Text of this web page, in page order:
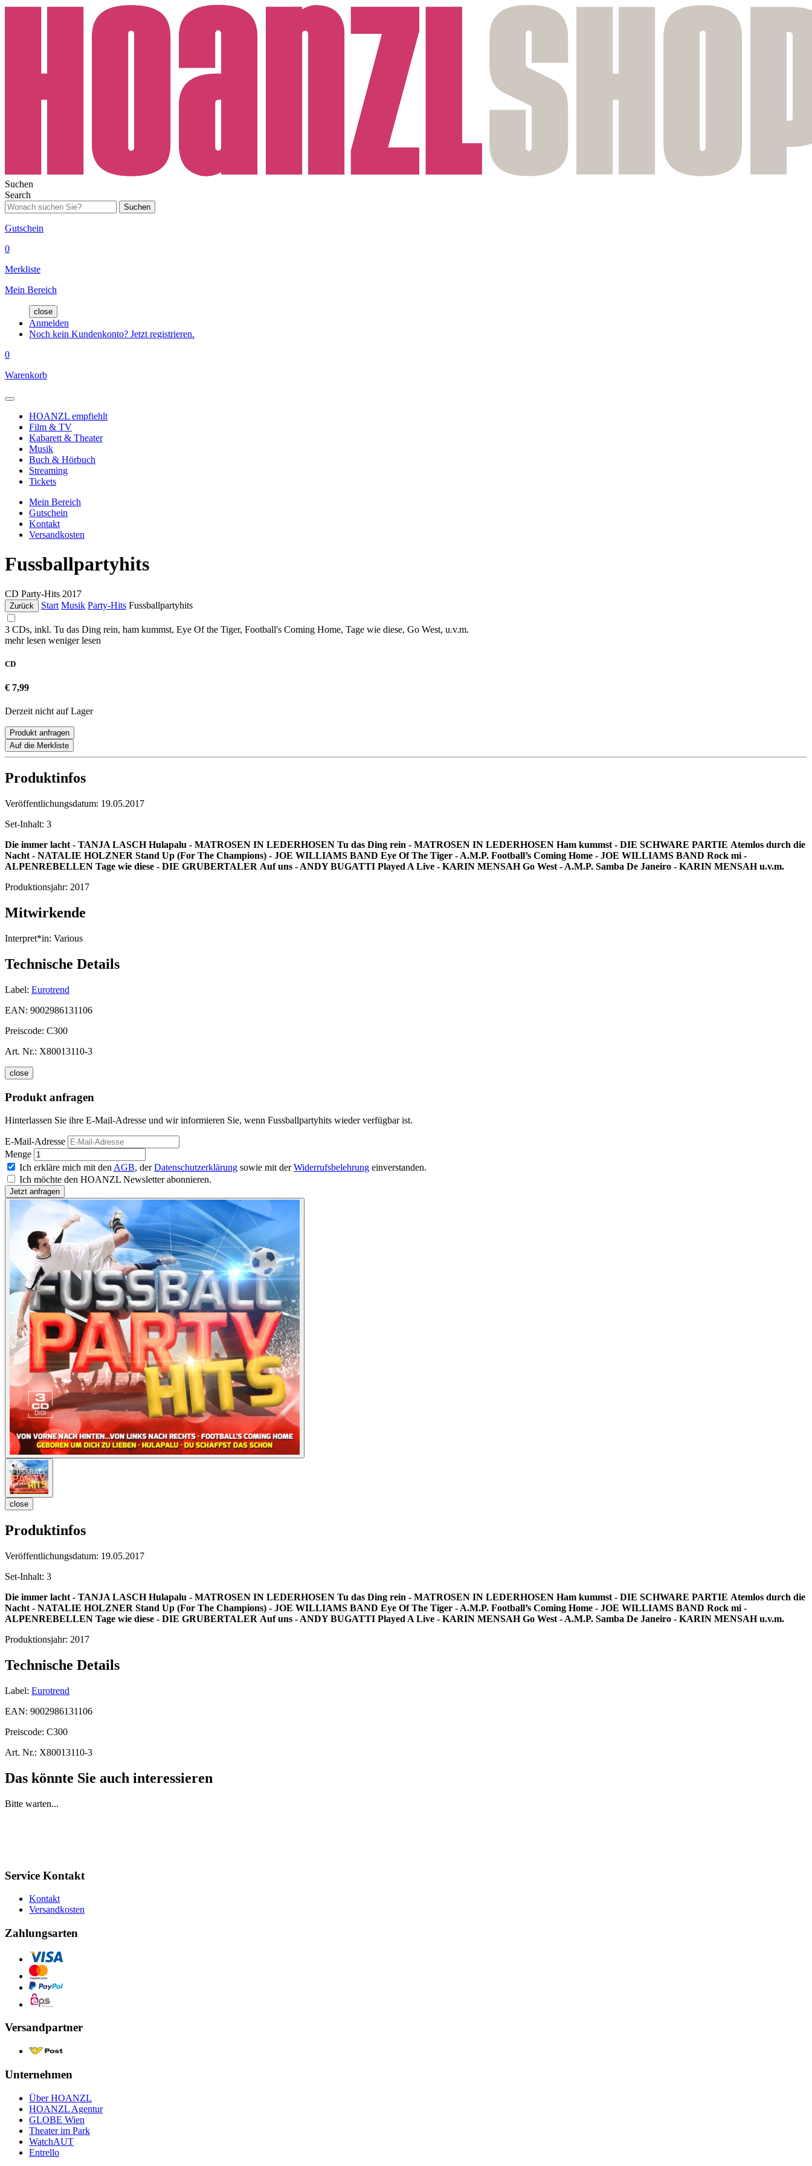
Suchen
Search
Suchen
Gutschein
0
Merkliste
Mein Bereich
close
Anmelden
Noch kein Kundenkonto? Jetzt registrieren.
0
Warenkorb
HOANZL empfiehlt
Film & TV
Kabarett & Theater
Musik
Buch & Hörbuch
Streaming
Tickets
Mein Bereich
Gutschein
Kontakt
Versandkosten
Fussballpartyhits
CD Party-Hits 2017
Zurück Start Musik Party-Hits Fussballpartyhits
3 CDs, inkl. Tu das Ding rein, ham kummst, Eye Of the Tiger, Football's Coming Home, Tage wie diese, Go West, u.v.m.
mehr lesen weniger lesen
CD
€ 7,99
Derzeit nicht auf Lager
Produkt anfragen
Auf die Merkliste
Produktinfos
Veröffentlichungsdatum: 19.05.2017
Set-Inhalt: 3
Die immer lacht - TANJA LASCH Hulapalu - MATROSEN IN LEDERHOSEN Tu das Ding rein - MATROSEN IN LEDERHOSEN Ham kummst - DIE SCHWARE PARTIE Atemlos durch die
Nacht - NATALIE HOLZNER Stand Up (For The Champions) - JOE WILLIAMS BAND Eye Of The Tiger - A.M.P. Football’s Coming Home - JOE WILLIAMS BAND Rock mi -
ALPENREBELLEN Tage wie diese - DIE GRUBERTALER Auf uns - ANDY BUGATTI Played A Live - KARIN MENSAH Go West - A.M.P. Samba De Janeiro - KARIN MENSAH u.v.m.
Produktionsjahr: 2017
Mitwirkende
Interpret*in: Various
Technische Details
Label: Eurotrend
EAN: 9002986131106
Preiscode: C300
Art. Nr.: X80013110-3
close
Produkt anfragen
Hinterlassen Sie ihre E-Mail-Adresse und wir informieren Sie, wenn Fussballpartyhits wieder verfügbar ist.
E-Mail-Adresse
Menge
Ich erkläre mich mit den AGB, derDatenschutzerklärung sowie mit derWiderrufsbelehrung einverstanden.
Ich möchte den HOANZL Newsletter abonnieren.
close
Produktinfos
Veröffentlichungsdatum: 19.05.2017
Set-Inhalt: 3
Die immer lacht - TANJA LASCH Hulapalu - MATROSEN IN LEDERHOSEN Tu das Ding rein - MATROSEN IN LEDERHOSEN Ham kummst - DIE SCHWARE PARTIE Atemlos durch die
Nacht - NATALIE HOLZNER Stand Up (For The Champions) - JOE WILLIAMS BAND Eye Of The Tiger - A.M.P. Football’s Coming Home - JOE WILLIAMS BAND Rock mi -
ALPENREBELLEN Tage wie diese - DIE GRUBERTALER Auf uns - ANDY BUGATTI Played A Live - KARIN MENSAH Go West - A.M.P. Samba De Janeiro - KARIN MENSAH u.v.m.
Produktionsjahr: 2017
Technische Details
Label: Eurotrend
EAN: 9002986131106
Preiscode: C300
Art. Nr.: X80013110-3
Das könnte Sie auch interessieren
Bitte warten...
Service Kontakt
Kontakt
Versandkosten
Zahlungsarten
Versandpartner
Unternehmen
Über HOANZL
HOANZL Agentur
GLOBE Wien
Theater im Park
WatchAUT
Entrello